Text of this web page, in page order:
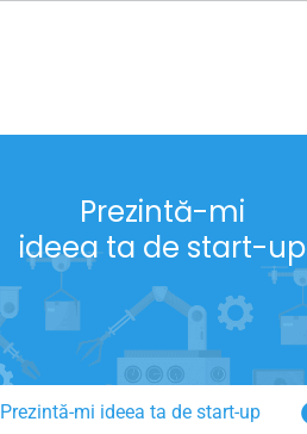
Prezintă-mi
ideea ta de start-up
Prezintă-mi ideea ta de start-up